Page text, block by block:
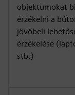
objektumokat
érzékelni a
jövőbeli
érzékelése
stb.)